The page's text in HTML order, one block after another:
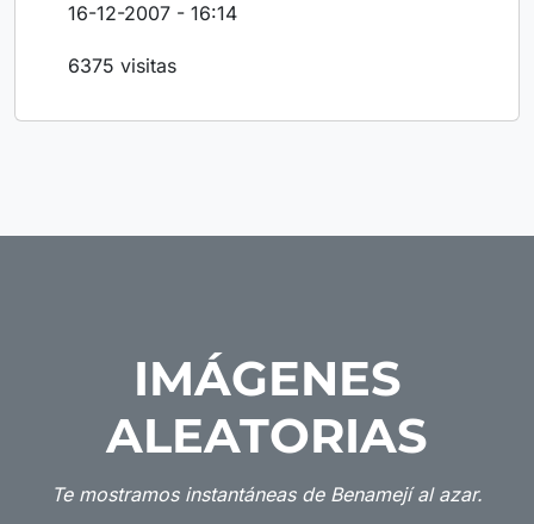
16-12-2007 - 16:14
6375 visitas
IMÁGENES
ALEATORIAS
Te mostramos instantáneas de Benamejí al azar.